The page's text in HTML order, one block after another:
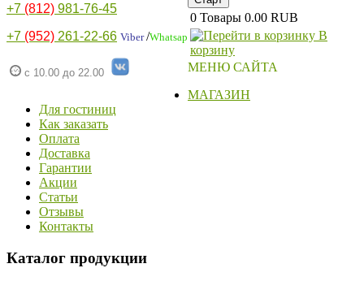
+7 (812) 981-76-45
+7 (952) 261-22-66 Viber/Whatsap
с 10.00 до 22.00
0 Товары 0.00 RUB
В
корзину
МЕНЮ САЙТА
МАГАЗИН
Для гостиниц
Как заказать
Оплата
Доставка
Гарантии
Акции
Статьи
Отзывы
Контакты
Каталог продукции